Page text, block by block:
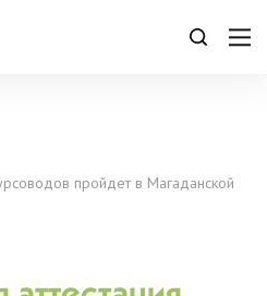
пройдет в Магаданской